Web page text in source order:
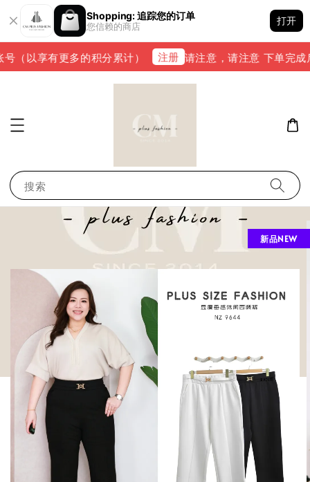
Shopping: 追踪您的订单
您信赖的商店
打开
（以享有更多的积分累计） 注册 请注意，请注意 下单完成
搜索
新品NEW